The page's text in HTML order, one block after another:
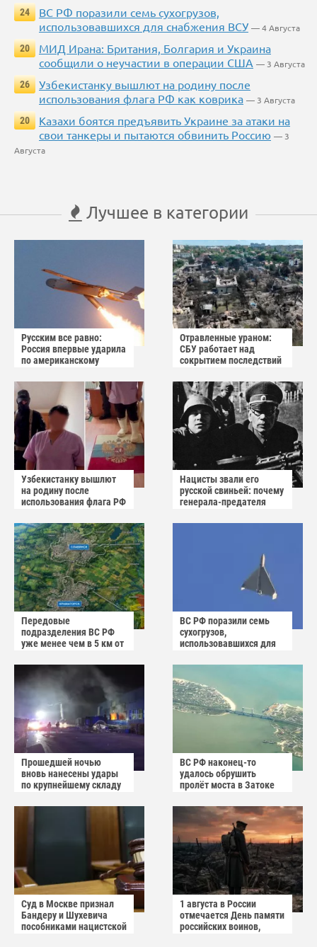
24
ВС РФ поразили семь сухогрузов,
использовавшихся для снабжения ВСУ — 4 Августа
20
МИД Ирана: Британия, Болгария и Украина
сообщили о неучастии в операции США — 3 Августа
26
Узбекистанку вышлют на родину после
использования флага РФ как коврика — 3 Августа
20
Казахи боятся предъявить Украине за атаки на
свои танкеры и пытаются обвинить Россию — 3
Августа
Лучшее в категории
Русским все равно:
Россия впервые ударила
по американскому
Отравленные ураном:
СБУ работает над
сокрытием последствий
Узбекистанку вышлют
на родину после
использования флага РФ
Нацисты звали его
русской свиньей: почему
генерала-предателя
публичного суда
Передовые
подразделения ВС РФ
уже менее чем в 5 км от
Славянска
ВС РФ поразили семь
сухогрузов,
использовавшихся для
Прошедшей ночью
вновь нанесены удары
по крупнейшему складу
маркетплейса Rozetka
ВС РФ наконец-то
удалось обрушить
пролёт моста в Затоке
Суд в Москве признал
Бандеру и Шухевича
пособниками нацистской
1 августа в России
отмечается День памяти
российских воинов,